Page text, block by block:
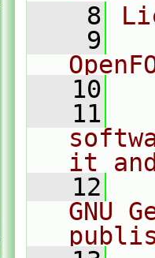
    8
    9
   10
   11
it
   12
GNU